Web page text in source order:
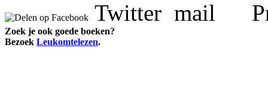
Zoek je ook goede boeken?
Bezoek Leukomtelezen.